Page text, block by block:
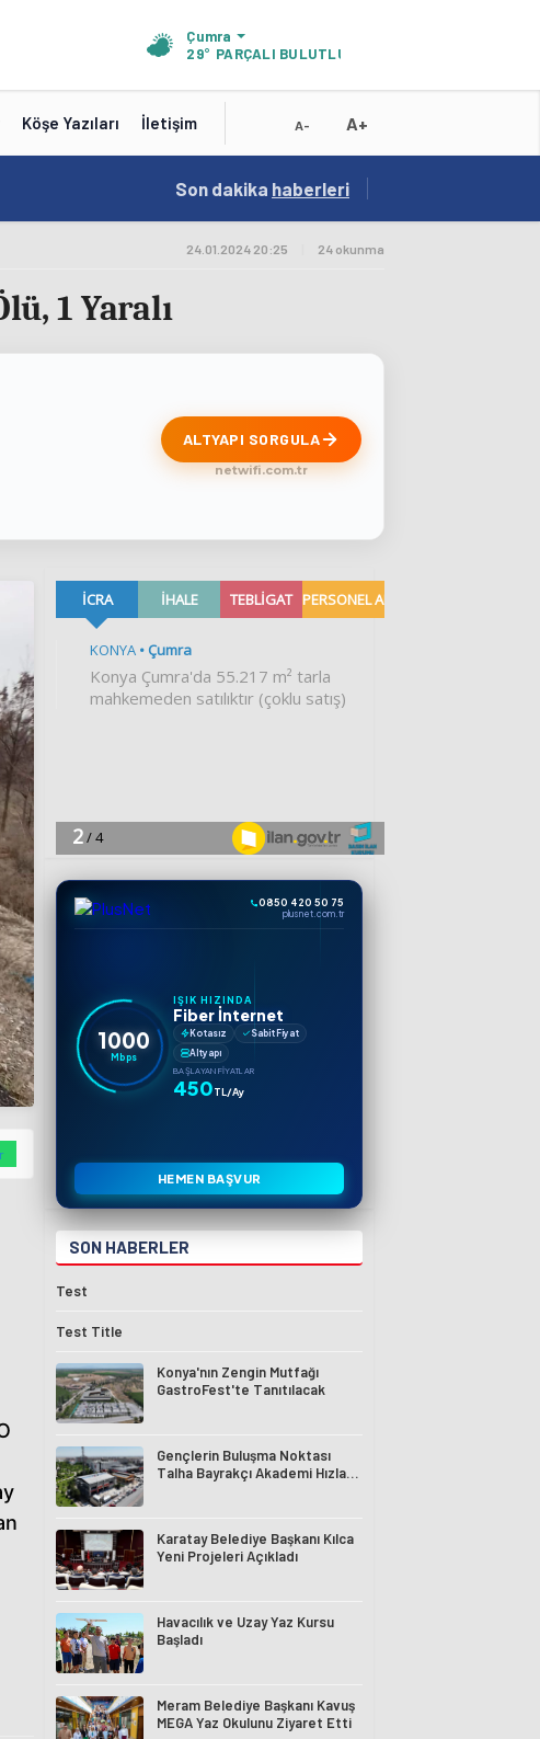
Çumra
29° PARÇALI BULUTLU
Köşe Yazıları İletişim A- A+
19:01 / Konya'nın Zengin Mutfağı GastroFest'te
Son dakika haberleri
24.01.2024 20:25 24 okunma
1 Yaralı
ALTYAPI SORGULA
netwifi.com.tr
0850 420 50 75
plusnet.com.tr
1000
Mbps
IŞIK HIZINDA
Fiber İnternet
Kotasız
Sabit Fiyat
Altyapı
BAŞLAYAN FIYATLAR
450TL/Ay
HEMEN BAŞVUR
SON HABERLER
Test
Test Title
Konya'nın Zengin Mutfağı
GastroFest'te Tanıtılacak
Gençlerin Buluşma Noktası
Talha Bayrakçı Akademi Hızla
Karatay Belediye Başkanı Kılca
Yeni Projeleri Açıkladı
Havacılık ve Uzay Yaz Kursu
Başladı
Meram Belediye Başkanı Kavuş
MEGA Yaz Okulunu Ziyaret Etti